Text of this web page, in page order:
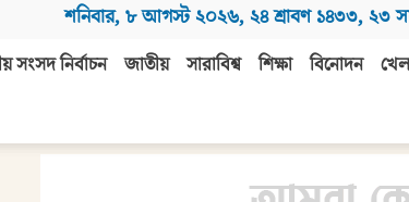
শনিবার, ৮ আগস্ট ২০২৬, ২৪ শ্রাবণ ১৪৩৩, ২৩
সংসদ নির্বাচন জাতীয় সারাবিশ্ব শিক্ষা বিনোদন